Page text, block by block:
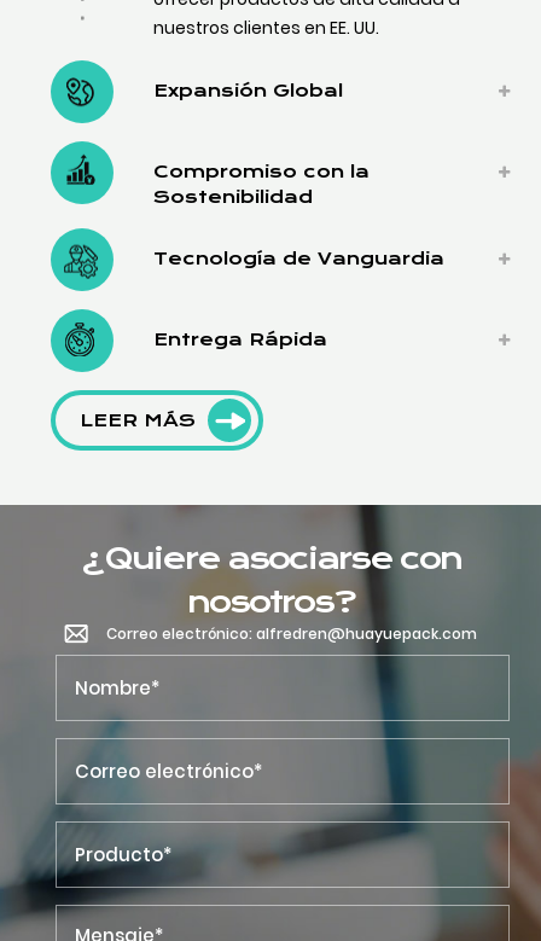
nuestros clientes en EE. UU.
Expansión Global
Compromiso con la
Sostenibilidad
Tecnología de Vanguardia
Entrega Rápida
LEER MÁS
¿Quiere asociarse con
nosotros?
Correo electrónico: alfredren@huayuepack.com